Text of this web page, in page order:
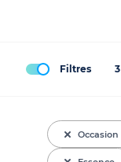
Filtres 3
Occasion